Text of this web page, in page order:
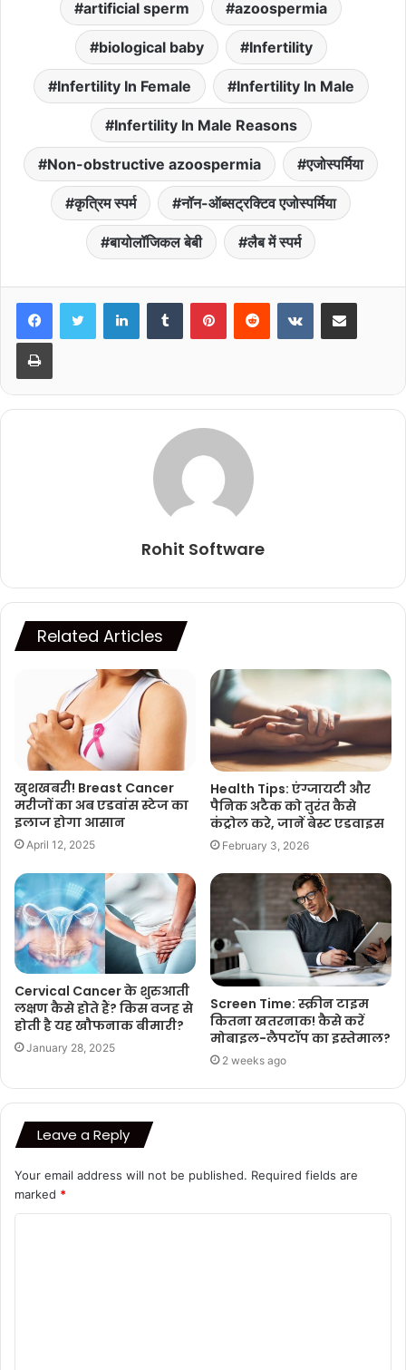
artificial sperm azoospermia
biological baby Infertility
Infertility In Female Infertility In Male
Infertility In Male Reasons
Non-obstructive azoospermia एजोस्पर्मिया
कृत्रिम स्‍पर्म नॉन-ऑब्सट्रक्टिव एजोस्पर्मिया
बायोलॉजिकल बेबी लैब में स्‍पर्म
LinkedInTumblr PinterestReddit VKontakteShare via Email
Print
Rohit Software
Related Articles
खुशखबरी! Breast Cancer
मरीजों का अब एडवांस स्टेज का
इलाज होगा आसान
April 12, 2025
Health Tips: एंग्जायटी और
पैनिक अटैक को तुरंत कैसे
कंट्रोल करे, जानें बेस्ट एडवाइस
February 3, 2026
Cervical Cancer के शुरुआती
लक्षण कैसे होते हैं? किस वजह से
होती है यह खौफनाक बीमारी?
January 28, 2025
Screen Time: स्क्रीन टाइम
कितना खतरनाक! कैसे करें
मोबाइल-लैपटॉप का इस्तेमाल?
2 weeks ago
Leave a Reply
Your email address will not be published. Required fields are
marked *